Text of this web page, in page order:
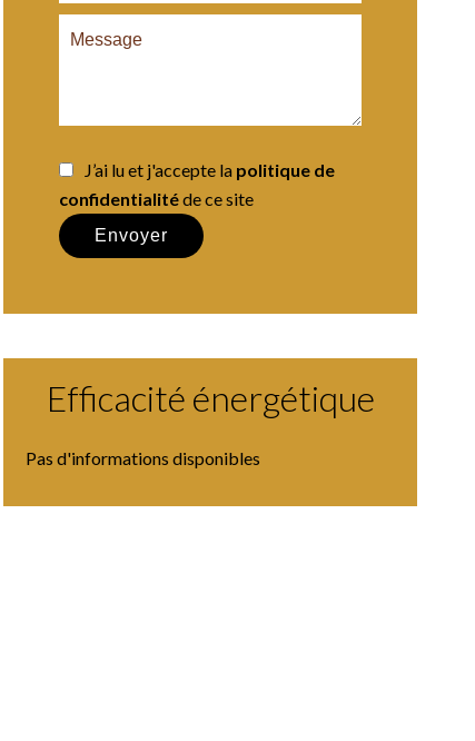
J’ai lu et j'accepte la politique de
confidentialitéde ce site
Envoyer
Efficacité énergétique
Pas d'informations disponibles